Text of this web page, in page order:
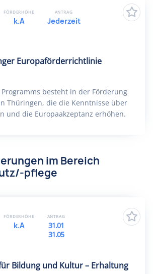
Europaförderrichtlinie
Programms besteht in der Förderung
Thüringen, die die Kenntnisse über
und die Europaakzeptanz erhöhen.
FÖRDERHÖHE
k.A
ANTRAG
Jederzeit
im Bereich
pflege
Bildung und Kultur – Erhaltung
FÖRDERHÖHE
k.A
ANTRAG
31.01
31.05